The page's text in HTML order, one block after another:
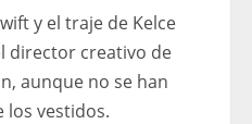
y el traje de Kelce
director creativo de
aunque no se han
los vestidos.